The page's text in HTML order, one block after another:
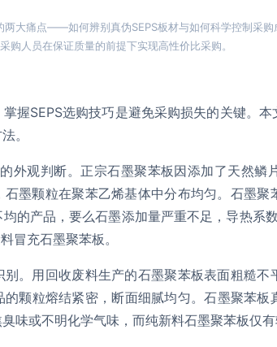
两大痛点——如何辨别真伪SEPS板材与如何科学控制采
购人员在保证质量的前提下实现高性价比采购。
握SEPS选购技巧是避免采购损失的关键。
。
外观判断。正宗石墨聚苯板因添加了天然鳞
墨颗粒在聚苯乙烯基体中分布均匀。石墨
的产品，要么石墨添加量严重不足，导热系
冒充石墨聚苯板。
。用回收废料生产的石墨聚苯板表面粗糙
的颗粒熔结紧密，断面细腻均匀。石墨聚苯
味或不明化学气味，而纯新料石墨聚苯板仅有